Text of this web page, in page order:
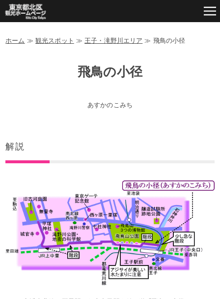
ホーム ≫ 観光スポット ≫ 王子・滝野川エリア ≫ 飛鳥の小径
飛鳥の小径
あすかのこみち
解説